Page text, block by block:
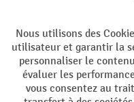
Langues
FR